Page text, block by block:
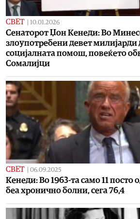
СВЕТ | 10.01.2026
Сенаторот Џон Кенеди: Во
злоупотребени девет милијарди
социјалната помош, повеќето
Сомалијци
СВЕТ | 06.09.2025
Kенеди: Во 1963-та само 11
беа хронично болни, сега 76,4